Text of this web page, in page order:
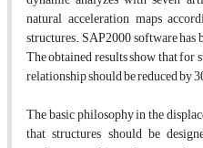
natural acceleration maps
structures. SAP2000 software has
The obtained results show that for
relationship should be reduced by
The basic philosophy in the
that structures should be